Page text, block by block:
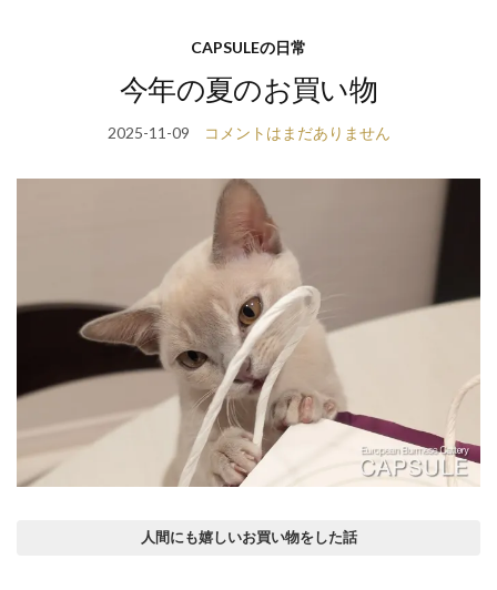
CAPSULEの日常
今年の夏のお買い物
2025-11-09 コメントはまだありません
人間にも嬉しいお買い物をした話